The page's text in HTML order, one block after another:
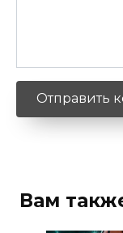
Вам